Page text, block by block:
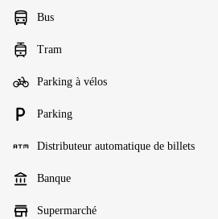
Bus
Tram
Parking à vélos
Parking
Distributeur automatique de billets
Banque
Supermarché